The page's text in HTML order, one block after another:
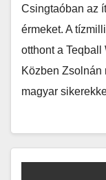
Csingtaóban az
érmeket. A
otthont a
Közben Zsolnán
magyar